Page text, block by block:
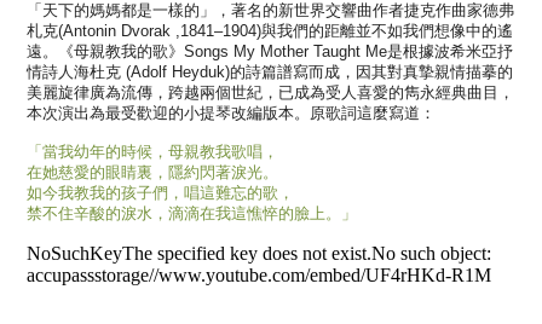
「天下的媽媽都是一樣的 」，著名 的新世界交響曲作者捷克作曲家德弗
札克(Antonin Dvorak ,1841–1904)與我們的距離並不如我們想像中的遙
遠。
《母親教我的歌》Songs My Mother Taught Me是根據波希米亞抒
情詩人海杜克 (Adolf Heyduk)的詩篇譜寫而成 ，因其對真摯親情描摹的
美麗旋律廣為流傳，跨越兩個世紀，已成為受人喜愛的雋永經典曲目 ，
本次演出為最受歡迎的小提琴改編版本。原歌詞這麼寫道：
「當我幼年的時候，母親教我歌唱，
在她慈愛的眼睛裏，隱約閃著淚光。
如今我教我的孩子們，唱這難忘的歌，
禁不住辛酸的淚水，滴滴在我這憔悴的臉上。」